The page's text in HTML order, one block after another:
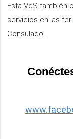
Esta VdS también
servicios en las
Consulado.